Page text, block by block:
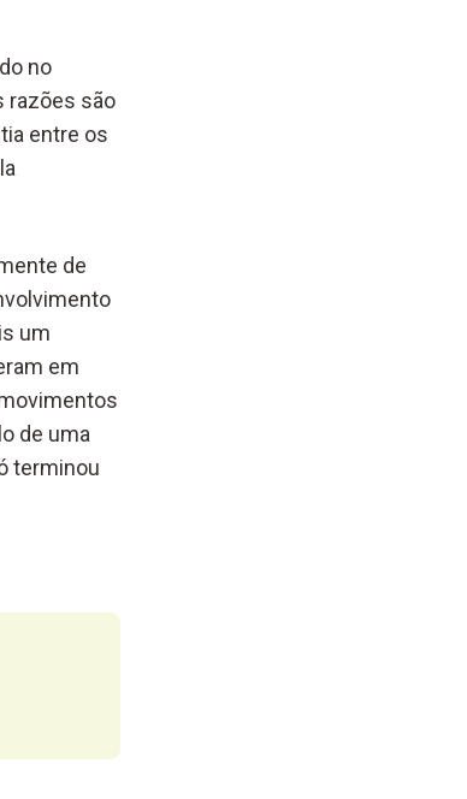
no
razões são
entre os
de
um
em
de uma
terminou